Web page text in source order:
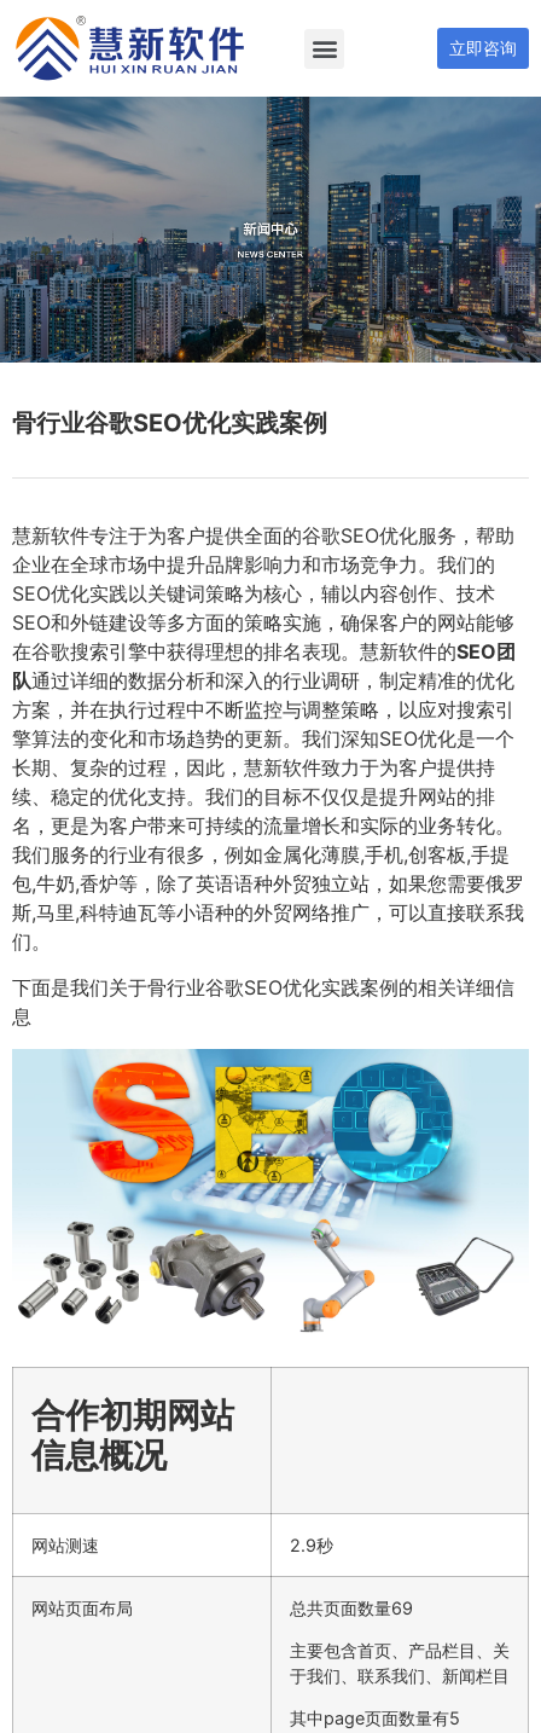
立即咨询
骨行业谷歌SEO优化实践案例
慧新软件专注于为客户提供全面的谷歌SEO优化服务，帮助
企业在全球市场中提升品牌影响力和市场竞争力。我们的
SEO优化实践以关键词策略为核心，辅以内容创作、技术
SEO和外链建设等多方面的策略实施，确保客户的网站能够
在谷歌搜索引擎中获得理想的排名表现。慧新软件的SEO团
队通过详细的数据分析和深入的行业调研，制定精准的优化
方案，并在执行过程中不断监控与调整策略，以应对搜索引
擎算法的变化和市场趋势的更新。我们深知SEO优化是一个
长期、复杂的过程，因此，慧新软件致力于为客户提供持
续、稳定的优化支持。我们的目标不仅仅是提升网站的排
名，更是为客户带来可持续的流量增长和实际的业务转化。
我们服务的行业有很多，例如金属化薄膜,手机,创客板,手提
包,牛奶,香炉等，除了英语语种外贸独立站，如果您需要俄罗
斯,马里,科特迪瓦等小语种的外贸网络推广，可以直接联系我
们。
下面是我们关于骨行业谷歌SEO优化实践案例的相关详细信
息
合作初期网站
信息概况
网站测速 2.9秒
网站页面布局 总共页面数量69
主要包含首页、产品栏目、关
于我们、联系我们、新闻栏目
其中page页面数量有5